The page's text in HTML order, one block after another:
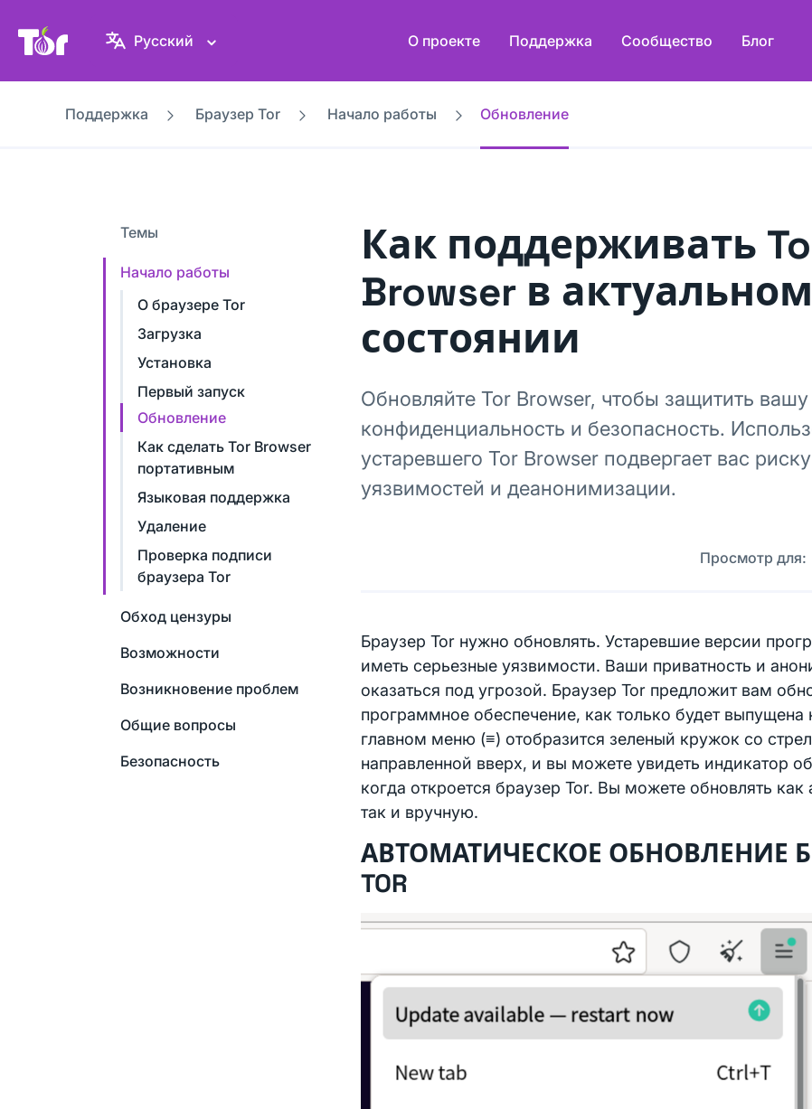
Веб-сайт Проекта Tor
Русский О проекте Поддержка Сообщество Блог
Поддержка Браузер Tor Начало работы Обновление
Темы
Начало работы
О браузере Tor
Загрузка
Установка
Первый запуск
Обновление
Как сделать Tor Browser
портативным
Языковая поддержка
Удаление
Проверка подписи
браузера Tor
Обход цензуры
Возможности
Возникновение проблем
Общие вопросы
Безопасность
Как поддерживать
Browser в актуальном
состоянии
Обновляйте Tor Browser, чтобы защитить вашу
конфиденциальность и безопасность.
устаревшего Tor Browser подвергает вас
уязвимостей и деанонимизации.
Просмотр для:
Браузер Tor нужно обновлять. Устаревшие версии
иметь серьезные уязвимости. Ваши приватность и
оказаться под угрозой. Браузер Tor предложит вам
программное обеспечение, как только будет выпущена
главном меню (≡) отобразится зеленый кружок со
направленной вверх, и вы можете увидеть индикатор
когда откроется браузер Tor. Вы можете обновлять как
так и вручную.
АВТОМАТИЧЕСКОЕ ОБНОВЛЕНИЕ
TOR